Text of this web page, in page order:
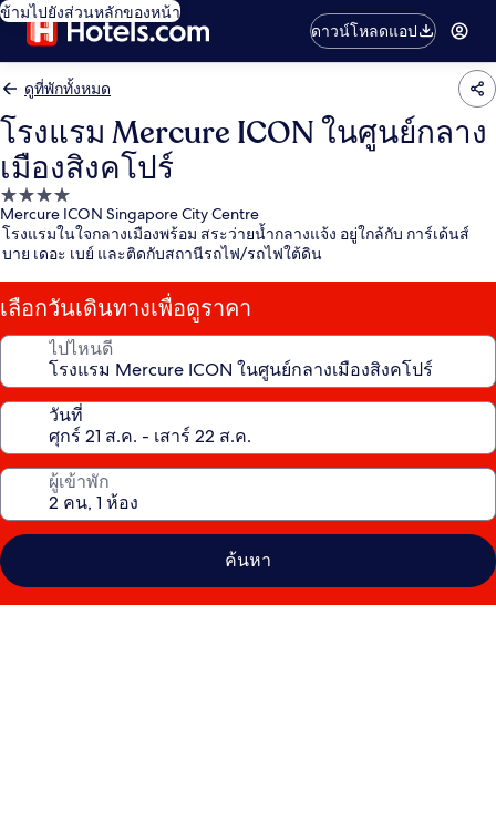
ข้ามไปยังส่วนหลักของหน้า
ดาวน์โหลดแอป
ดูที่พักทั้งหมด
โรงแรม Mercure ICON ในศูนย์กลาง
เมืองสิงคโปร์
ที่พัก
4.0
ดาว
Mercure ICON Singapore City Centre
โรงแรมในใจกลางเมืองพร้อม สระว่ายน้ำกลางแจ้ง อยู่ใกล้กับ การ์เด้นส์
บาย เดอะ เบย์ และติดกับสถานีรถไฟ/รถไฟใต้ดิน
เลือกวันเดินทางเพื่อดูราคา
ไปไหนดี
วันที่
ผู้เข้าพัก
ค้นหา